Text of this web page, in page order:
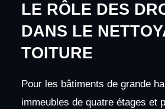
LE RÔLE DES
DANS LE
TOITURE
Pour les bâtiments de grande
immeubles de quatre étages et